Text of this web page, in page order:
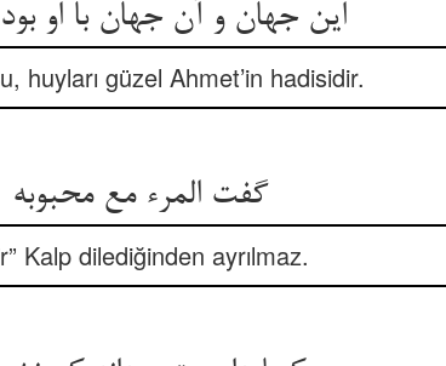
huyları güzel Ahmet’in hadisidir.
گفت المرء مع محبوبه ** لا یفک القلب من مطلوبه
Kalp dilediğinden ayrılmaz.